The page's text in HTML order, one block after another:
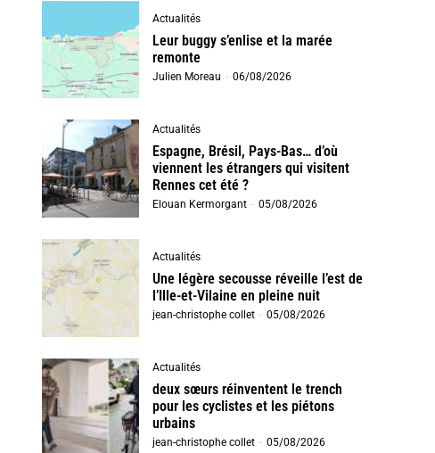
Actualités
Leur buggy s’enlise et la marée
remonte
Julien Moreau - 06/08/2026
Actualités
Espagne, Brésil, Pays-Bas… d’où
viennent les étrangers qui visitent
Rennes cet été ?
Elouan Kermorgant - 05/08/2026
Actualités
Une légère secousse réveille l’est de
l’Ille-et-Vilaine en pleine nuit
jean-christophe collet - 05/08/2026
Actualités
deux sœurs réinventent le trench
pour les cyclistes et les piétons
urbains
jean-christophe collet - 05/08/2026